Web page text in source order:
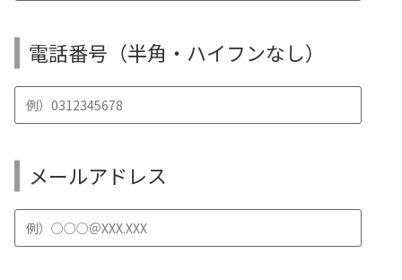
電話番号（半角・ハイフンなし）
メールアドレス